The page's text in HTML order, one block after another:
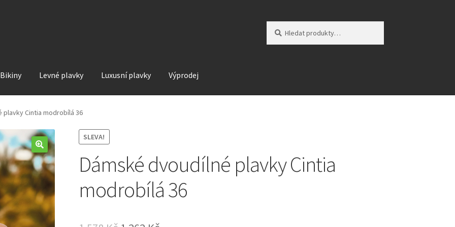
Bikiny Levné plavky Luxusní plavky Výprodej
plavky Cintia modrobílá 36
SLEVA!
Dámské dvoudílné plavky Cintia
modrobílá 36